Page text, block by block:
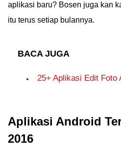
aplikasi baru? Bosen juga kan
itu terus setiap bulannya.
BACA JUGA
25+ Aplikasi Edit Foto
Aplikasi Android
2016